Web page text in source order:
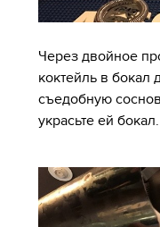
Через двойное
коктейль в бокал
съедобную
украсьте ей бокал.